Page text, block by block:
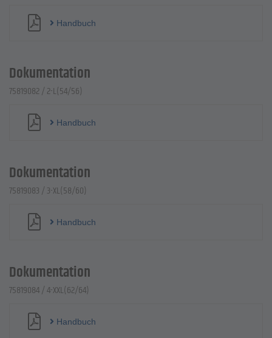
Handbuch
Dokumentation
75819082 / 2-L(54/56)
Handbuch
Dokumentation
75819083 / 3-XL(58/60)
Handbuch
Dokumentation
75819084 / 4-XXL(62/64)
Handbuch